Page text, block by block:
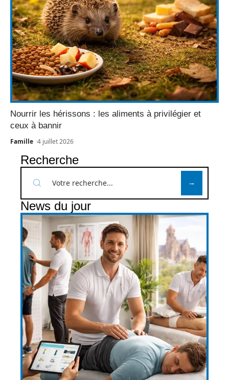
Nourrir les hérissons : les aliments à privilégier et
ceux à bannir
Famille 4 juillet 2026
Recherche
News du jour